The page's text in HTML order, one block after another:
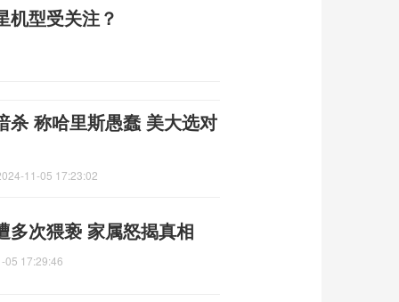
机型受关注？
杀 称哈里斯愚蠢 美大选对
11-05 17:23:02
多次猥亵 家属怒揭真相
05 17:29:46